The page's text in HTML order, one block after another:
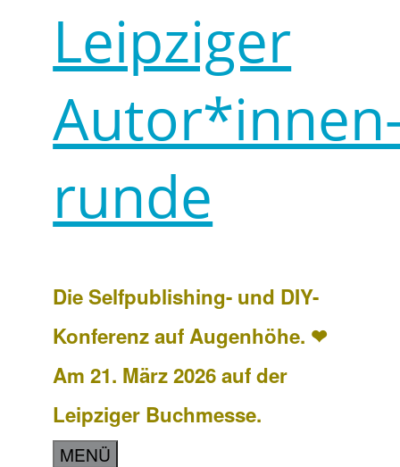
Leipziger
runde
Die Selfpublishing- und DIY-
Konferenz auf Augenhöhe. ❤
Am 21. März 2026 auf der
Leipziger Buchmesse.
MENÜ